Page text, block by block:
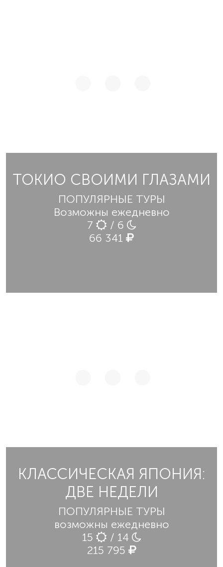
ТОКИО СВОИМИ ГЛАЗАМИ
ПОПУЛЯРНЫЕ ТУРЫ
Возможны ежедневно
7
/ 6
66 341
КЛАССИЧЕСКАЯ ЯПОНИЯ:
ДВЕ НЕДЕЛИ
ПОПУЛЯРНЫЕ ТУРЫ
возможны ежедневно
15
/ 14
215 795